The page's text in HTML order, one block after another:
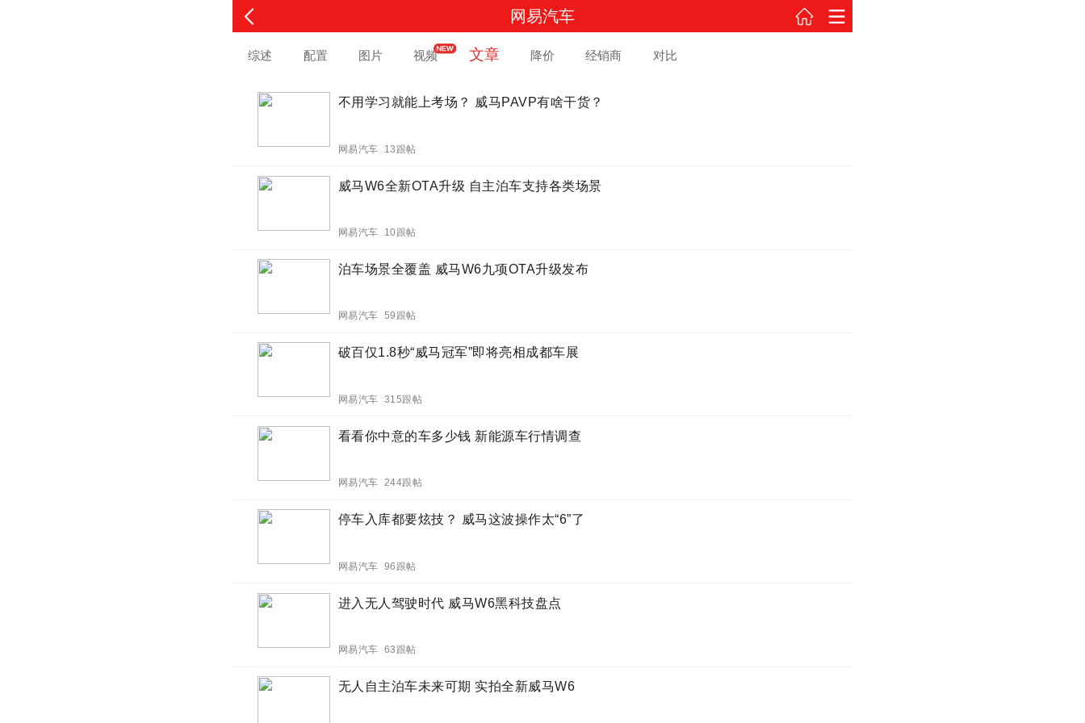
网易汽车
综述 配置 图片 视频 文章 降价 经销商 对比
不用学习就能上考场？ 威马PAVP有啥干货？
网易汽车 13跟帖
威马W6全新OTA升级 自主泊车支持各类场景
网易汽车 10跟帖
泊车场景全覆盖 威马W6九项OTA升级发布
网易汽车 59跟帖
破百仅1.8秒“威马冠军”即将亮相成都车展
网易汽车 315跟帖
看看你中意的车多少钱 新能源车行情调查
网易汽车 244跟帖
停车入库都要炫技？ 威马这波操作太“6”了
网易汽车 96跟帖
进入无人驾驶时代 威马W6黑科技盘点
网易汽车 63跟帖
无人自主泊车未来可期 实拍全新威马W6